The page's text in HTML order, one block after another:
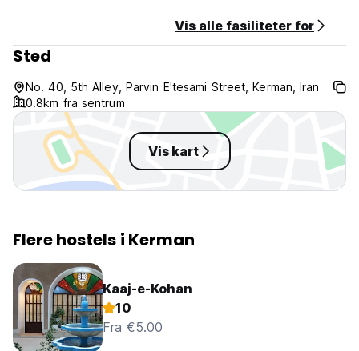
Vis alle fasiliteter for
Sted
No. 40, 5th Alley, Parvin E'tesami Street, Kerman, Iran
0.8km fra sentrum
Vis kart
Flere hostels i Kerman
Kaaj-e-Kohan
10
Fra €5.00